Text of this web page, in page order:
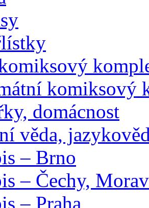
komiksový
domácnost
věda,
– Brno
– Čechy,
– Praha